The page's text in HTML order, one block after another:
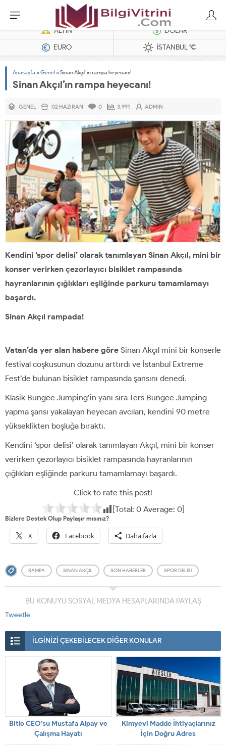
Dizel Jeneratörler
ALTIN
DOLAR
EURO
İSTANBUL°C
Anasayfa »Genel »Sinan Akçıl’ın rampa heyecanı!
Sinan Akçıl’ın rampa heyecanı!
GENEL 02 HAZIRAN 0 3.991 ADMIN
Kendini ‘spor delisi’ olarak tanımlayan Sinan Akçıl, mini bir
konser verirken çezorlayıcı bisiklet rampasında
hayranlarının çığlıkları eşliğinde parkuru tamamlamayı
başardı.
Sinan Akçıl rampada!
Vatan’da yer alan habere göre Sinan Akçıl mini bir konserle
festival coşkusunun dozunu arttırdı ve İstanbul Extreme
Fest’de bulunan bisiklet rampasında şansını denedi.
Klasik Bungee Jumping’in yanı sıra Ters Bungee Jumping
yapma şansı yakalayan heyecan avcıları, kendini 90 metre
yükseklikten boşluğa bıraktı.
Kendini ‘spor delisi’ olarak tanımlayan Akçıl, mini bir konser
verirken çezorlayıcı bisiklet rampasında hayranlarının
çığlıkları eşliğinde parkuru tamamlamayı başardı.
Click to rate this post!
[Total: 0Average: 0]
Bizlere Destek Olup Paylaşır mısınız?
X Facebook Daha fazla
RAMPA SINAN AKÇIL SON HABERLER SPOR DELISI
BU KONUYU SOSYAL MEDYA HESAPLARINDA PAYLAŞ
Tweetle
İLGİNİZİ ÇEKEBİLECEK DİĞER KONULAR
Bitlo CEO’su Mustafa Alpay ve
Çalışma Hayatı
Kimyevi Madde İhtiyaçlarınız
İçin Doğru Adres